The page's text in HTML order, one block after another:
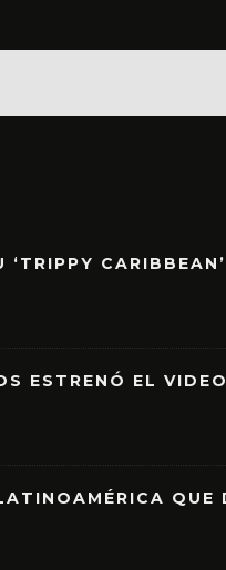
‘TRIPPY
ESTRENÓ EL
QUE